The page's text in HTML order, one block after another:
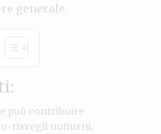
generale.
può contribuire
risvegli notturni,